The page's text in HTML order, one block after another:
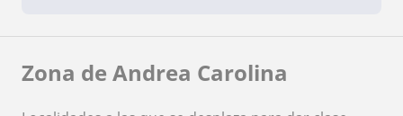
Zona de Andrea Carolina